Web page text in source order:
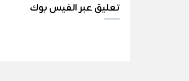
تعليق عبر الفيس بوك